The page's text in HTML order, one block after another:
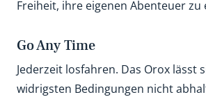
Freiheit, ihre eigenen Abenteuer zu
Go Any Time
Jederzeit losfahren. Das Orox lässt
widrigsten Bedingungen nicht